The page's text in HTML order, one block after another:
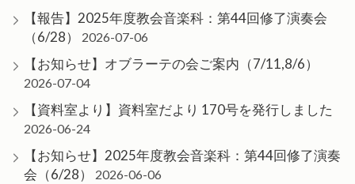
【報告】2025年度教会音楽科：第44回修了演奏会
（6/28）
2026-07-06
【お知らせ】オブラーテの会ご案内（7/11,8/6）
2026-07-04
【資料室より】資料室だより 170号を発行しました
2026-06-24
【お知らせ】2025年度教会音楽科：第44回修了演奏
会（6/28）
2026-06-06